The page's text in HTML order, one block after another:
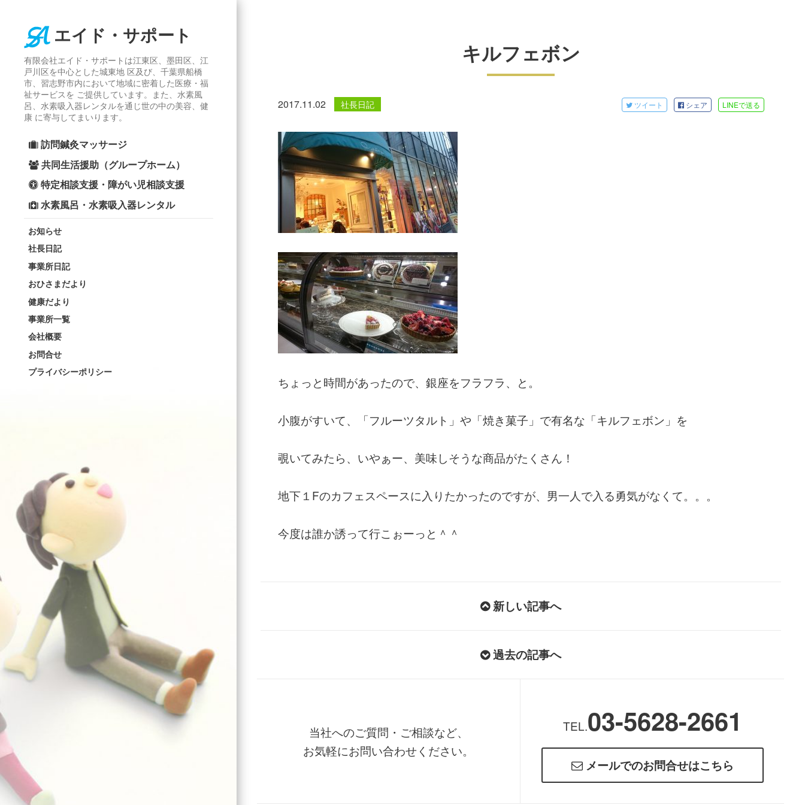
エイド・サポート
有限会社エイド・サポートは江東区、墨田区、江
戸川区を中心とした城東地 区及び、千葉県船橋
市、習志野市内において地域に密着した医療・福
祉サービスを ご提供しています。また、水素風
呂、水素吸入器レンタルを通じ世の中の美容、健
康 に寄与してまいります。
訪問鍼灸マッサージ
共同生活援助（グループホーム）
特定相談支援・障がい児相談支援
水素風呂・水素吸入器レンタル
お知らせ
社長日記
事業所日記
おひさまだより
健康だより
事業所一覧
会社概要
お問合せ
プライバシーポリシー
キルフェボン
2017.11.02 社長日記 ツイート シェア LINEで送る
ちょっと時間があったので、銀座をフラフラ、と。
小腹がすいて、「フルーツタルト」や「焼き菓子」で有名な「キルフェボン」を
覗いてみたら、いやぁー、美味しそうな商品がたくさん！
地下１Fのカフェスペースに入りたかったのですが、男一人で入る勇気がなくて。。。
今度は誰か誘って行こぉーっと＾＾
新しい記事へ
過去の記事へ
当社へのご質問・ご相談など、
お気軽にお問い合わせください。
TEL.03-5628-2661
メールでのお問合せはこちら